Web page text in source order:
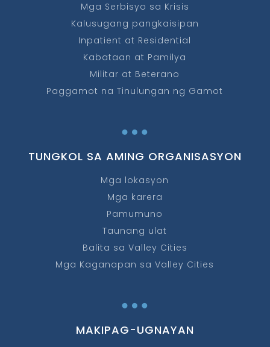
Mga Serbisyo sa Krisis
Kalusugang pangkaisipan
Inpatient at Residential
Kabataan at Pamilya
Militar at Beterano
Paggamot na Tinulungan ng Gamot
…
TUNGKOL SA AMING ORGANISASYON
Mga lokasyon
Mga karera
Pamumuno
Taunang ulat
Balita sa Valley Cities
Mga Kaganapan sa Valley Cities
…
MAKIPAG-UGNAYAN